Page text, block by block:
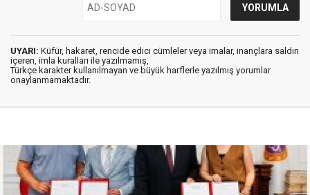
UYARI: Küfür, hakaret, rencide edici cümleler veya imalar, inançlara saldırı
içeren, imla kuralları ile yazılmamış,
Türkçe karakter kullanılmayan ve büyük harflerle yazılmış yorumlar
onaylanmamaktadır.